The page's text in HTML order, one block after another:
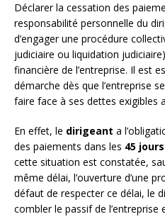
Déclarer la cessation des
responsabilité personnelle du
d’engager une procédure
judiciaire ou liquidation
financière de l’entreprise. Il est
démarche dès que l’entreprise
faire face à ses dettes exigibles
En effet, le dirigeant a
des paiements dans les 45 jours
cette situation est constatée,
même délai, l’ouverture d’une
défaut de respecter ce délai, le
combler le passif de l’entreprise